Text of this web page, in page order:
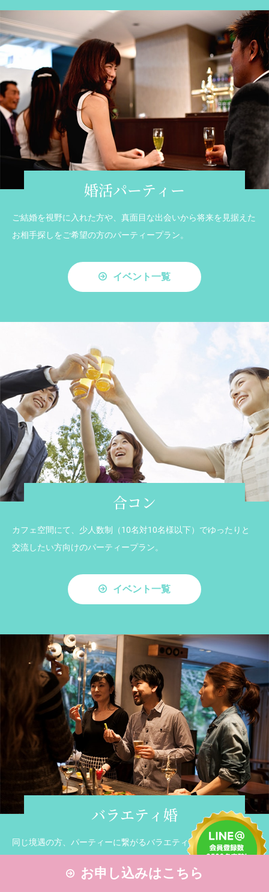
お申し込みはこちら
婚活パーティー
ご結婚を視野に入れた方や、真面目な出会いから将来を見据えた
お相手探しをご希望の方のパーティープラン。
イベント一覧
合コン
カフェ空間にて、少人数制（10名対10名様以下）でゆったりと
交流したい方向けのパーティープラン。
イベント一覧
バラエティ婚
同じ境遇の方、パーティーに繋がるバラエティ要素を盛り込んだ